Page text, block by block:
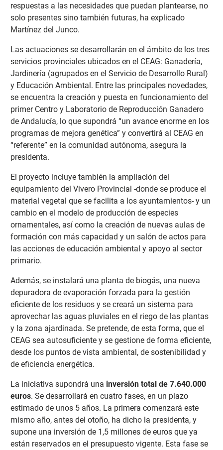
respuestas a las necesidades que puedan plantearse, no
solo presentes sino también futuras, ha explicado
Martínez del Junco.
Las actuaciones se desarrollarán en el ámbito de los tres
servicios provinciales ubicados en el CEAG: Ganadería,
Jardinería (agrupados en el Servicio de Desarrollo Rural)
y Educación Ambiental. Entre las principales novedades,
se encuentra la creación y puesta en funcionamiento del
primer Centro y Laboratorio de Reproducción Ganadero
de Andalucía, lo que supondrá “un avance enorme en los
programas de mejora genética” y convertirá al CEAG en
“referente” en la comunidad autónoma, asegura la
presidenta.
El proyecto incluye también la ampliación del
equipamiento del Vivero Provincial -donde se produce el
material vegetal que se facilita a los ayuntamientos- y un
cambio en el modelo de producción de especies
ornamentales, así como la creación de nuevas aulas de
formación con más capacidad y un salón de actos para
las acciones de educación ambiental y apoyo al sector
primario.
Además, se instalará una planta de biogás, una nueva
depuradora de evaporación forzada para la gestión
eficiente de los residuos y se creará un sistema para
aprovechar las aguas pluviales en el riego de las plantas
y la zona ajardinada. Se pretende, de esta forma, que el
CEAG sea autosuficiente y se gestione de forma eficiente,
desde los puntos de vista ambiental, de sostenibilidad y
de eficiencia energética.
La iniciativa supondrá una inversión total de 7.640.000
euros. Se desarrollará en cuatro fases, en un plazo
estimado de unos 5 años. La primera comenzará este
mismo año, antes del otoño, ha dicho la presidenta, y
supone una inversión de 1,5 millones de euros que ya
están reservados en el presupuesto vigente. Esta fase se